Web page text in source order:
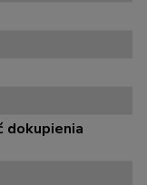
dokupienia